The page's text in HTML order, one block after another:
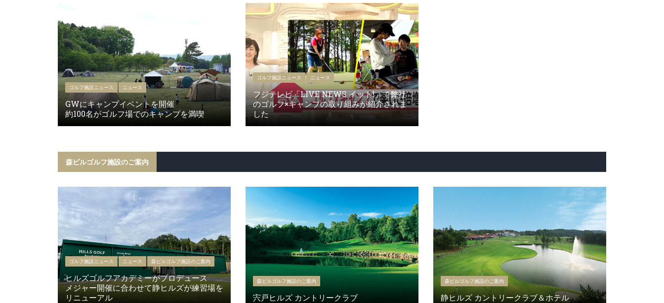
ゴルフ施設ニュース ニュース
GWにキャンプイベントを開催
約100名がゴルフ場でのキャンプを満喫
ゴルフ施設ニュース ニュース
フジテレビ「LIVE NEWS イット!」で弊社
のゴルフ×キャンプの取り組みが紹介されま
した
森ビルゴルフ施設のご案内
ゴルフ施設ニュース ニュース 森ビルゴルフ施設のご案内
ヒルズゴルフアカデミーがプロデュース
メジャー開催に合わせて静ヒルズが練習場を
リニューアル
森ビルゴルフ施設のご案内
宍戸ヒルズ カントリークラブ
森ビルゴルフ施設のご案内
静ヒルズ カントリークラブ＆ホテル